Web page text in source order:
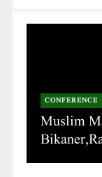
CONFERENCE
Muslim